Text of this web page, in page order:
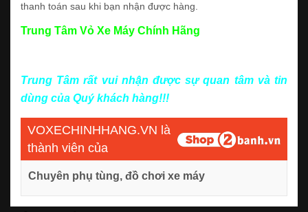
thanh toán sau khi bạn nhận được hàng.
Trung Tâm Vỏ Xe Máy Chính Hãng
Trung Tâm rất vui nhận được sự quan tâm và tin
dùng của Quý khách hàng!!!
VOXECHINHHANG.VN là
thành viên của
Chuyên phụ tùng, đồ chơi xe máy